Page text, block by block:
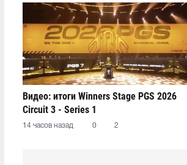
Видео: итоги Winners Stage PGS 2026
Circuit 3 - Series 1
14 часов назад 0 2